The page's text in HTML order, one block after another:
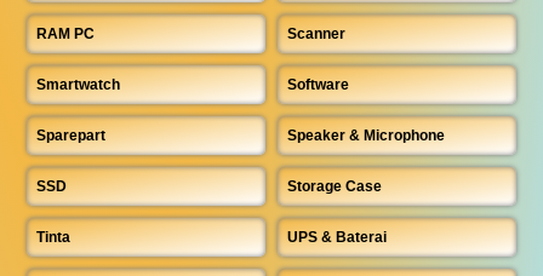
RAM PC Scanner
Smartwatch Software
Sparepart Speaker & Microphone
SSD Storage Case
Tinta UPS & Baterai